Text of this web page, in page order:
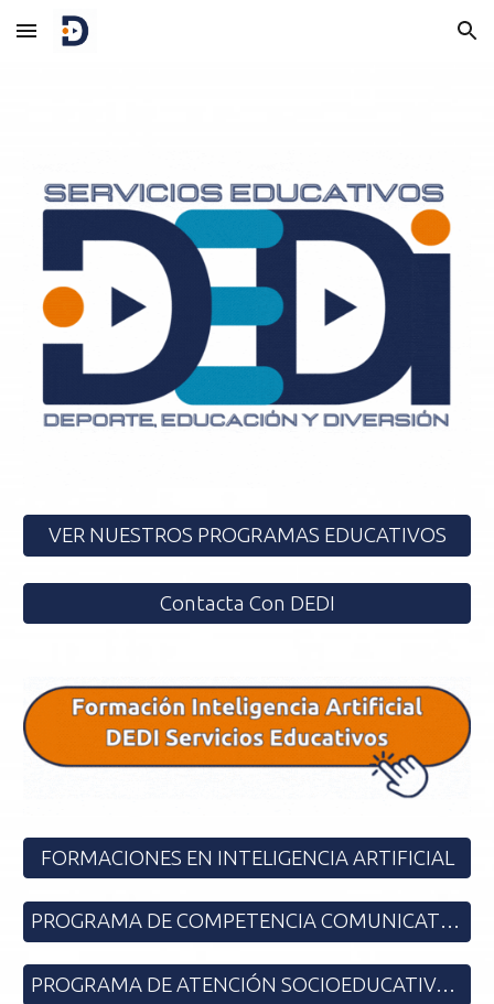
Skip to main content Skip to navigation
VER NUESTROS PROGRAMAS EDUCATIVOS
Contacta Con DEDI
FORMACIONES EN INTELIGENCIA ARTIFICIAL
PROGRAMA DE COMPETENCIA COMUNICATIVA ENSEÑANZA BILINGÜE
PROGRAMA DE ATENCIÓN SOCIOEDUCATIVA EN ZTS